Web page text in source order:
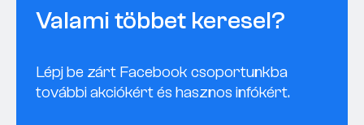
Valami többet keresel?
Lépj be zárt Facebook csoportunkba
további akciókért és hasznos infókért.